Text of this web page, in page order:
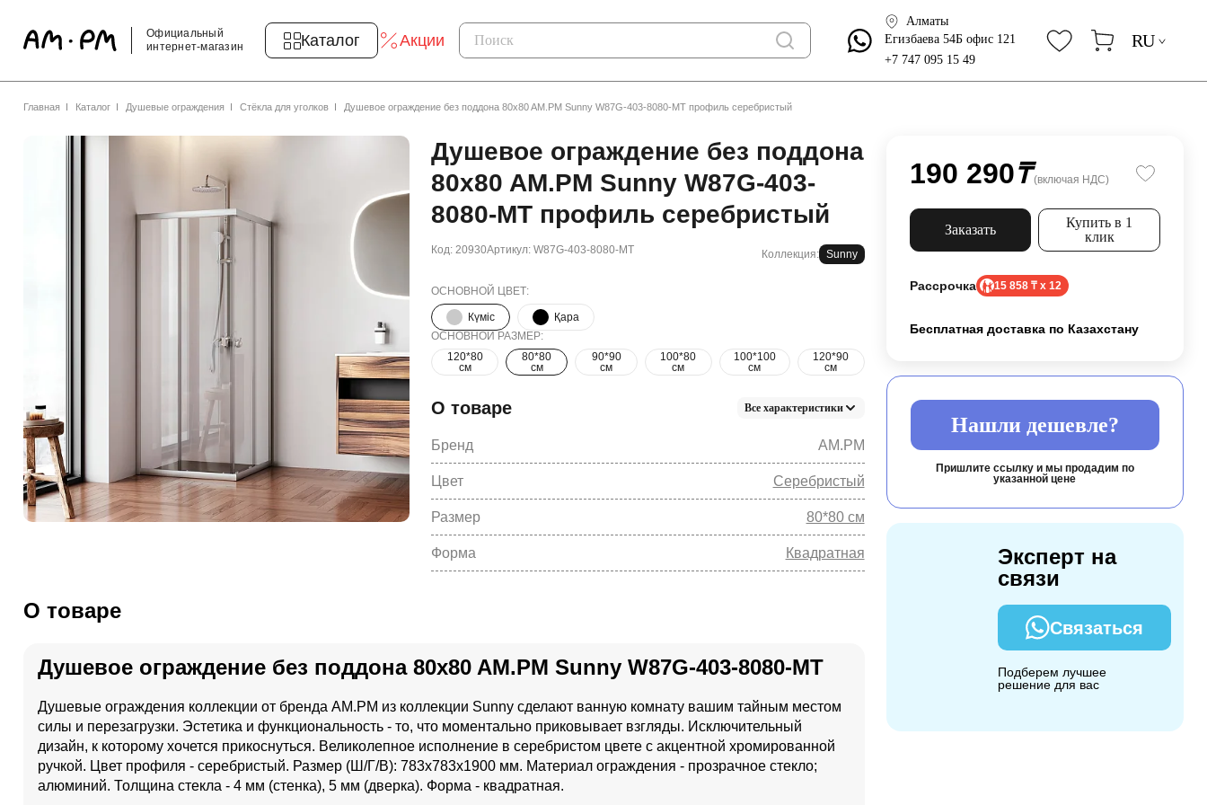
Официальный
интернет-магазин
Каталог Акции
Алматы
Егизбаева 54Б офис 121
+7 747 095 15 49
RU
Главная Каталог Душевые ограждения Стёкла для уголков Душевое ограждение без поддона 80x80 AM.PM Sunny W87G-403-8080-MT профиль серебристый
Душевое ограждение без поддона
80x80 AM.PM Sunny W87G-403-
8080-MT профиль серебристый
Код: 20930Артикул: W87G-403-8080-MT Коллекция: Sunny
ОСНОВНОЙ ЦВЕТ:
Күміс
Қара
ОСНОВНОЙ РАЗМЕР:
120*80
см
80*80
см
90*90
см
100*80
см
100*100
см
120*90
см
О товаре Все характеристики
Бренд AM.PM
Цвет Серебристый
Размер 80*80 см
Форма Квадратная
190 290₸ (включая НДС)
Заказать
Купить в 1
клик
Рассрочка 15 858 ₸ x 12
Бесплатная доставка по Казахстану
Нашли дешевле?
Пришлите ссылку и мы продадим по
указанной цене
Эксперт на
связи
Связаться
Подберем лучшее
решение для вас
О товаре
Душевое ограждение без поддона 80x80 AM.PM Sunny W87G-403-8080-MT
Душевые ограждения коллекции от бренда AM.PM из коллекции Sunny сделают ванную комнату вашим тайным местом
силы и перезагрузки. Эстетика и функциональность - то, что моментально приковывает взгляды. Исключительный
дизайн, к которому хочется прикоснуться. Великолепное исполнение в серебристом цвете с акцентной хромированной
ручкой. Цвет профиля - серебристый. Размер (Ш/Г/В): 783x783x1900 мм. Материал ограждения - прозрачное стекло;
алюминий. Толщина стекла - 4 мм (стенка), 5 мм (дверка). Форма - квадратная.